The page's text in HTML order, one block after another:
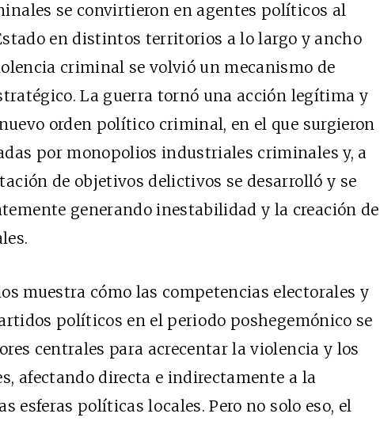
se convirtieron en agentes políticos al
en distintos territorios a lo largo y ancho
criminal se volvió un mecanismo de
La guerra tornó una acción legítima y
orden político criminal, en el que surgieron
por monopolios industriales criminales y, a
de objetivos delictivos se desarrolló y se
generando inestabilidad y la creación de
muestra cómo las competencias electorales y
políticos en el periodo poshegemónico se
centrales para acrecentar la violencia y los
afectando directa e indirectamente a la
esferas políticas locales. Pero no solo eso, el